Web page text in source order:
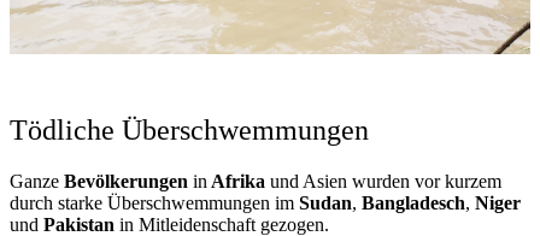
Tödliche Überschwemmungen
Ganze Bevölkerungen in Afrika und Asien wurden vor kurzem
durch starke Überschwemmungen im Sudan, Bangladesch, Niger
und Pakistan in Mitleidenschaft gezogen.